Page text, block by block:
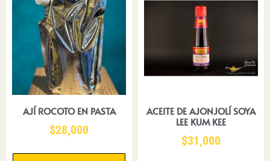
AJÍ ROCOTO EN PASTA
$28,000
ACEITE DE AJONJOLÍ SOYA
LEE KUM KEE
$31,000